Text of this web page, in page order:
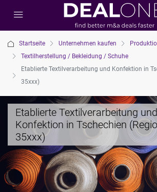
Startseite Unternehmen kaufen
Textilherstellung / Bekleidung / Schuhe
Etablierte Textilverarbeitung und Konfektion in
35xxx)
Etablierte Textilverarbeitung und
Konfektion in Tschechien
35xxx)